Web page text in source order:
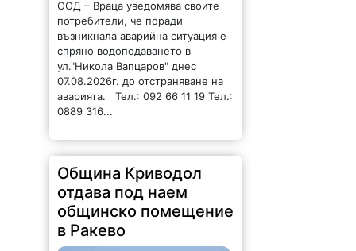
ООД – Враца уведомява своите
потребители, че поради
възникнала аварийна ситуация е
спряно водоподаването в
ул."Никола Вапцаров" днес
07.08.2026г. до отстраняване на
аварията. Тел.: 092 66 11 19 Тел.:
0889 316...
Община Криводол
отдава под наем
общинско помещение
в Ракево